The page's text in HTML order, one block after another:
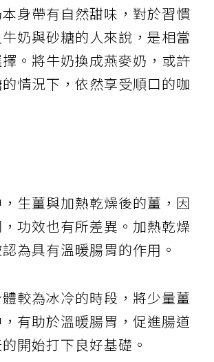
身帶有自然甜味，對於習慣
奶與砂糖的人來說，是相當
。將牛奶換成燕麥奶，或許
情況下，依然享受順口的咖
生薑與加熱乾燥後的薑，因
功效也有所差異。加熱乾燥
為具有溫暖腸胃的作用。
較為冰冷的時段，將少量薑
有助於溫暖腸胃，促進腸道
開始打下良好基礎。